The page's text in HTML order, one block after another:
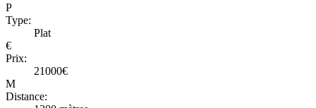
P
Type:
Plat
€
Prix:
21000€
M
Distance: